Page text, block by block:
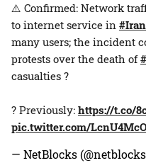
⚠️ Confirmed: Network
to internet service in #Iran
many users; the incident
protests over the death of
casualties ?
? Previously: https://t.co/
pic.twitter.com/
— NetBlocks